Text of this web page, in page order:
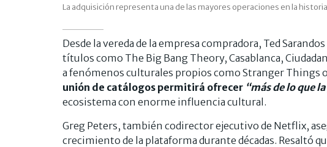
La adquisición representa una de las mayores operaciones en la
Desde la vereda de la empresa compradora, Ted
títulos como The Big Bang Theory, Casablanca,
a fenómenos culturales propios como Stranger Things
unión de catálogos permitirá ofrecer “más de lo que
ecosistema con enorme influencia cultural.
Greg Peters, también codirector ejecutivo de Netflix,
crecimiento de la plataforma durante décadas. Resaltó